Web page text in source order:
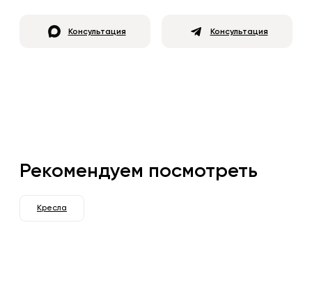
Консультация Консультация
Рекомендуем посмотреть
Кресла